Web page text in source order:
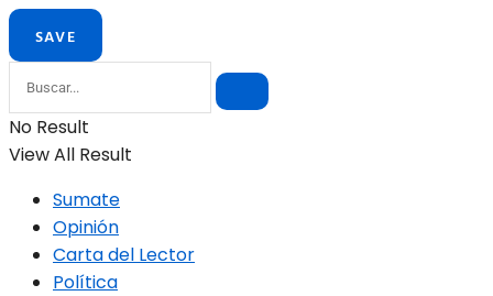
No Result
View All Result
Sumate
Opinión
Carta del Lector
Política